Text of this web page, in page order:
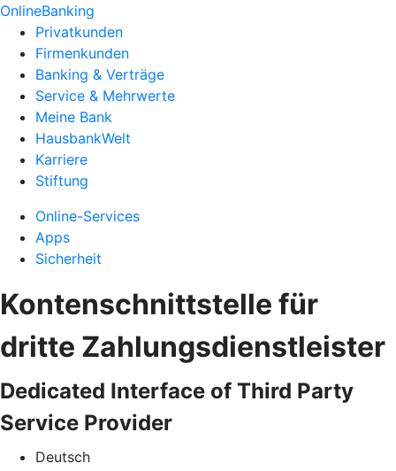
OnlineBanking
Privatkunden
Firmenkunden
Banking & Verträge
Service & Mehrwerte
Meine Bank
HausbankWelt
Karriere
Stiftung
Online-Services
Apps
Sicherheit
Kontenschnittstelle für
dritte Zahlungsdienstleister
Dedicated Interface of Third Party
Service Provider
Deutsch